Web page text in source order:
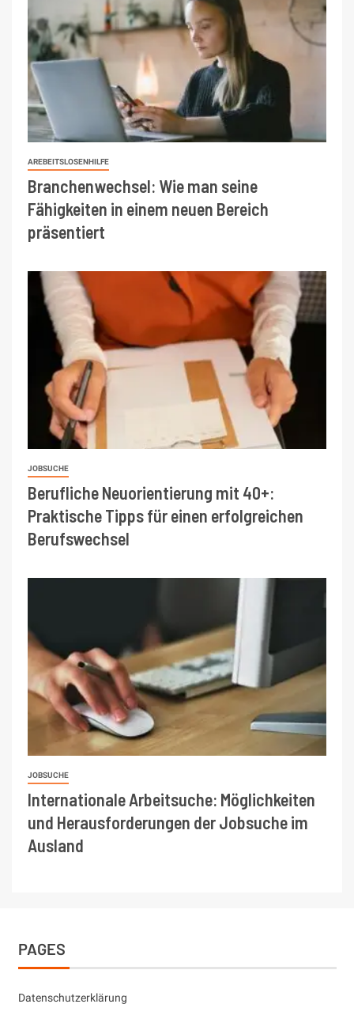
AREBEITSLOSENHILFE
Branchenwechsel: Wie man seine
Fähigkeiten in einem neuen Bereich
präsentiert
JOBSUCHE
Berufliche Neuorientierung mit 40+:
Praktische Tipps für einen erfolgreichen
Berufswechsel
JOBSUCHE
Internationale Arbeitsuche: Möglichkeiten
und Herausforderungen der Jobsuche im
Ausland
PAGES
Datenschutzerklärung